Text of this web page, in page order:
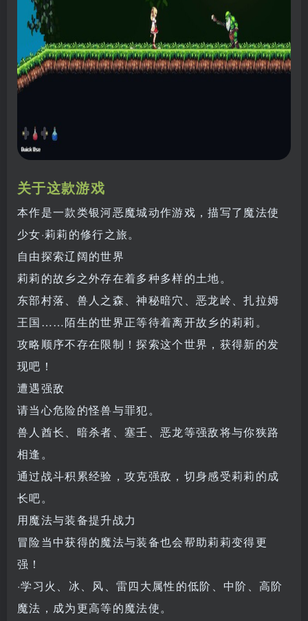
关于这款游戏
本作是一款类银河恶魔城动作游戏，描写了魔法使
少女·莉莉的修行之旅。
自由探索辽阔的世界
莉莉的故乡之外存在着多种多样的土地。
东部村落、兽人之森、神秘暗穴、恶龙岭、扎拉姆
王国……陌生的世界正等待着离开故乡的莉莉。
攻略顺序不存在限制！探索这个世界，获得新的发
现吧！
遭遇强敌
请当心危险的怪兽与罪犯。
兽人酋长、暗杀者、塞壬、恶龙等强敌将与你狭路
相逢。
通过战斗积累经验，攻克强敌，切身感受莉莉的成
长吧。
用魔法与装备提升战力
冒险当中获得的魔法与装备也会帮助莉莉变得更
强！
·学习火、冰、风、雷四大属性的低阶、中阶、高阶
魔法，成为更高等的魔法使。